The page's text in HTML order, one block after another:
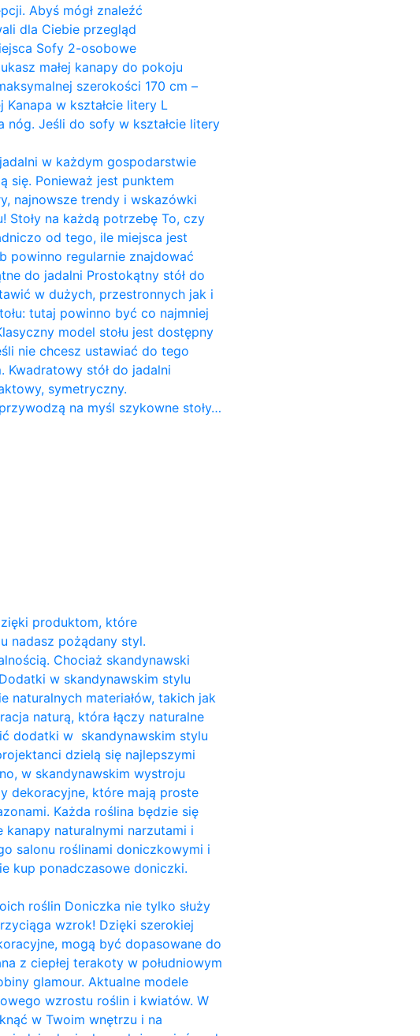
Abyś mógł znaleźć
dla Ciebie przegląd
Sofy 2-osobowe
małej kanapy do pokoju
szerokości 170 cm –
Kanapa w kształcie litery L
nóg. Jeśli do sofy w kształcie litery
w każdym gospodarstwie
się. Ponieważ jest punktem
najnowsze trendy i wskazówki
Stoły na każdą potrzebę To, czy
od tego, ile miejsca jest
powinno regularnie znajdować
do jadalni Prostokątny stół do
w dużych, przestronnych jak i
tutaj powinno być co najmniej
model stołu jest dostępny
nie chcesz ustawiać do tego
Kwadratowy stół do ​​jadalni
symetryczny.
na myśl szykowne stoły…
produktom, które
nadasz pożądany styl.
Chociaż skandynawski
w skandynawskim stylu
naturalnych materiałów, takich jak
naturą, która łączy naturalne
dodatki w skandynawskim stylu
dzielą się najlepszymi
w skandynawskim wystroju
dekoracyjne, które mają proste
Każda roślina będzie się
naturalnymi narzutami i
salonu roślinami doniczkowymi i
kup ponadczasowe doniczki.
roślin Doniczka nie tylko służy
wzrok! Dzięki szerokiej
mogą być dopasowane do
z ciepłej terakoty w południowym
glamour. Aktualne modele
wzrostu roślin i kwiatów. W
w Twoim wnętrzu i na